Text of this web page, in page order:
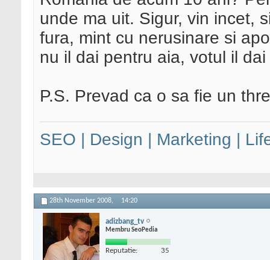
unde ma uit. Sigur, vin incet,
fura, mint cu nerusinare si
nu il dai pentru aia, votul il
P.S. Prevad ca o sa fie un
SEO | Design | Marketing |
28th November 2008, 14:20
adizbang_tv
Membru SeoPedia
Reputatie: 35